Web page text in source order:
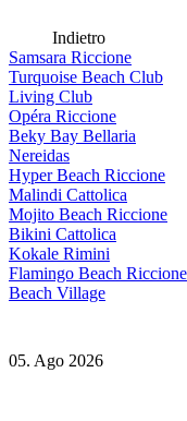
Indietro
Samsara Riccione
Turquoise Beach Club
Living Club
Opéra Riccione
Beky Bay Bellaria
Nereidas
Hyper Beach Riccione
Malindi Cattolica
Mojito Beach Riccione
Bikini Cattolica
Kokale Rimini
Flamingo Beach Riccione
Beach Village
05. Ago 2026